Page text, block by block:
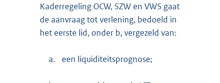
Kaderregeling OCW, SZW en VWS gaat
de aanvraag tot verlening, bedoeld in
het eerste lid, onder b, vergezeld van:
a. een liquiditeitsprognose;